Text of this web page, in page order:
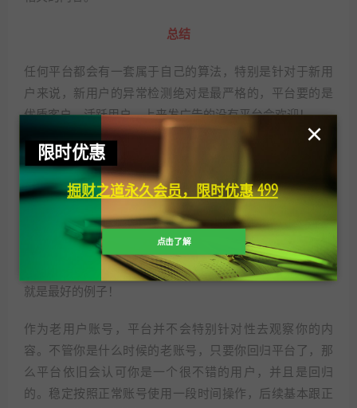
总结
任何平台都会有一套属于自己的算法，特别是针对于新用
户来说，新用户的异常检测绝对是最严格的，平台要的是
优质客户，活跃用户，上来发广告的没有平台会欢迎！
这也是我们常见的养号机制，养号养号，养到最后其实就
是按照正常人的使用轨迹进行使用罢了！
有新用户就会有老用户，老用户一样的也是需要养号的，
但是养号周期并不会很长，基本是不会超过半个月，QQ号
就是最好的例子！
作为老用户账号，平台并不会特别针对性去观察你的内
容。不管你是什么时候的老账号，只要你回归平台了，那
么平台依旧会认可你是一个很不错的用户，并且是回归
的。稳定按照正常账号使用一段时间操作，后续基本跟正
限时优惠
掘财之道永久会员，限时优惠 499
点击了解
×